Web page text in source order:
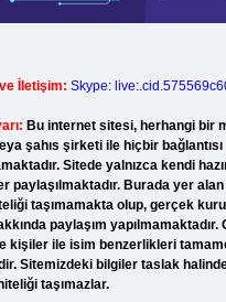
İletişim: Skype:
Bu internet sitesi, herhangi bir
şahıs şirketi ile hiçbir bağlantısı
Sitede yalnızca kendi
paylaşılmaktadır. Burada yer
taşımamakta olup, gerçek
paylaşım yapılmamaktadır.
kişiler ile isim benzerlikleri
Sitemizdeki bilgiler taslak
taşımazlar.